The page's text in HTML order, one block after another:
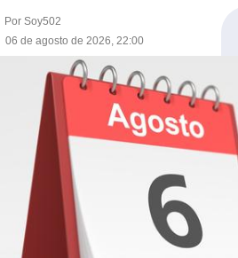
Por Soy502
06 de agosto de 2026, 22:00